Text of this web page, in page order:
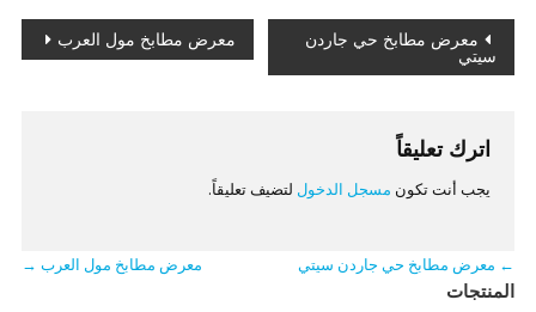
تصفّح
المقالات
معرض مطابخ حي جاردن
سيتي
معرض مطابخ مول العرب
اترك تعليقاً
يجب أنت تكون مسجل الدخول لتضيف تعليقاً.
← معرض مطابخ حي جاردن سيتي معرض مطابخ مول العرب →
المنتجات